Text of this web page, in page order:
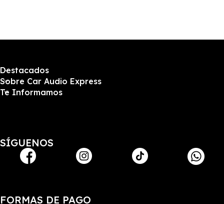
Destacados
Sobre Car Audio Express
Te Informamos
SÍGUENOS
FORMAS DE PAGO